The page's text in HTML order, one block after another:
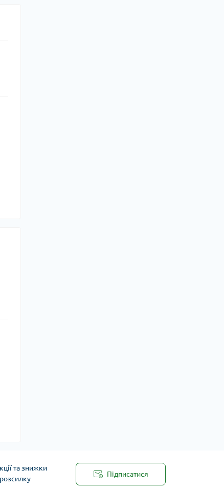
та знижки
Підписатися